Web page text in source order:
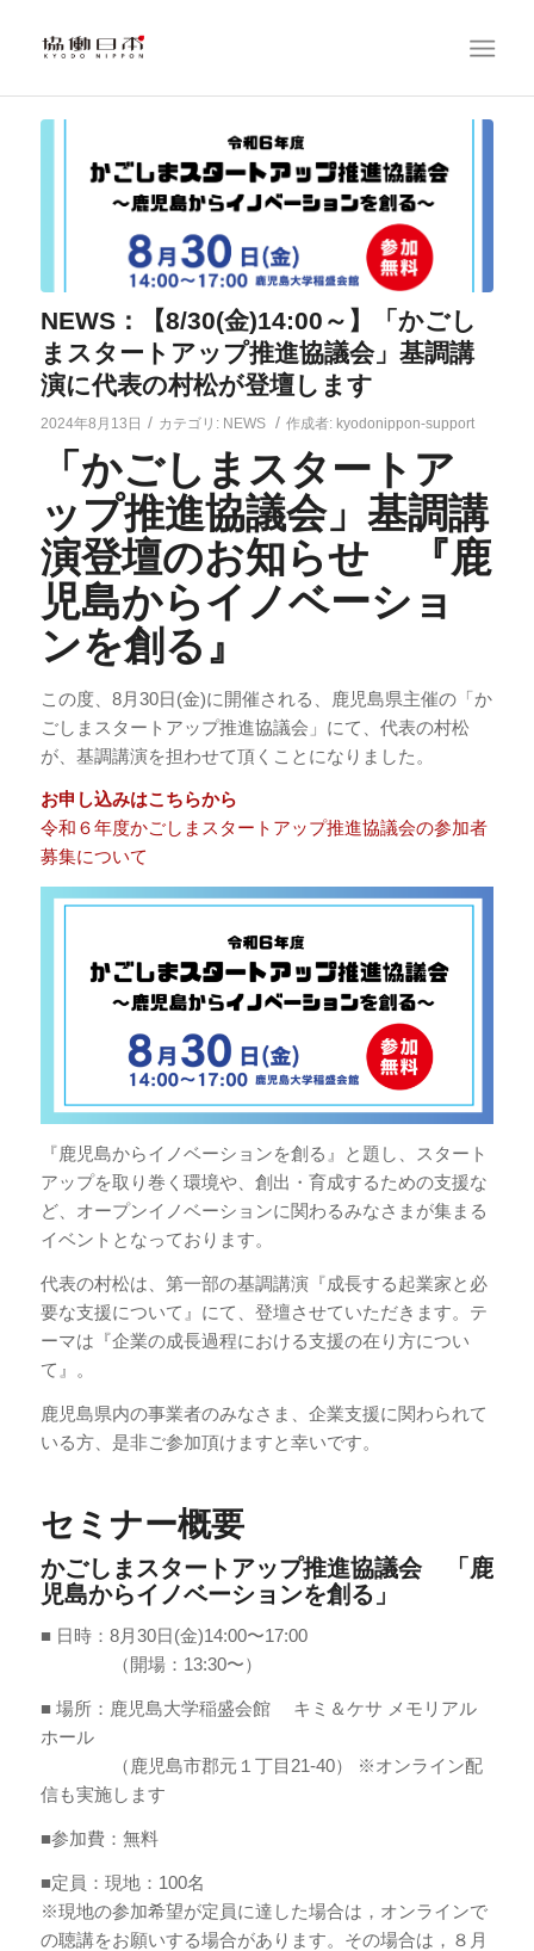
NEWS：【8/30(金)14:00～】「かごし
まスタートアップ推進協議会」基調講
演に代表の村松が登壇します
2024年8月13日 / カテゴリ: NEWS / 作成者: kyodonippon-support
「かごしまスタートア
ップ推進協議会」基調講
演登壇のお知らせ 『鹿
児島からイノベーショ
ンを創る』
この度、8月30日(金)に開催される、鹿児島県主催の「か
ごしまスタートアップ推進協議会」にて、代表の村松
が、基調講演を担わせて頂くことになりました。
お申し込みはこちらから
令和６年度かごしまスタートアップ推進協議会の参加者
募集について
『鹿児島からイノベーションを創る』と題し、スタート
アップを取り巻く環境や、創出・育成するための支援な
ど、オープンイノベーションに関わるみなさまが集まる
イベントとなっております。
代表の村松は、第一部の基調講演『成長する起業家と必
要な支援について』にて、登壇させていただきます。テ
ーマは『企業の成長過程における支援の在り方につい
て』。
鹿児島県内の事業者のみなさま、企業支援に関わられて
いる方、是非ご参加頂けますと幸いです。
セミナー概要
かごしまスタートアップ推進協議会 「鹿
児島からイノベーションを創る」
■ 日時：8月30日(金)14:00〜17:00
（開場：13:30〜）
■ 場所：鹿児島大学稲盛会館 キミ＆ケサ メモリアル
ホール
（鹿児島市郡元１丁目21-40） ※オンライン配
信も実施します
■参加費：無料
■定員：現地：100名
※現地の参加希望が定員に達した場合は，オンラインで
の聴講をお願いする場合があります。その場合は，８月